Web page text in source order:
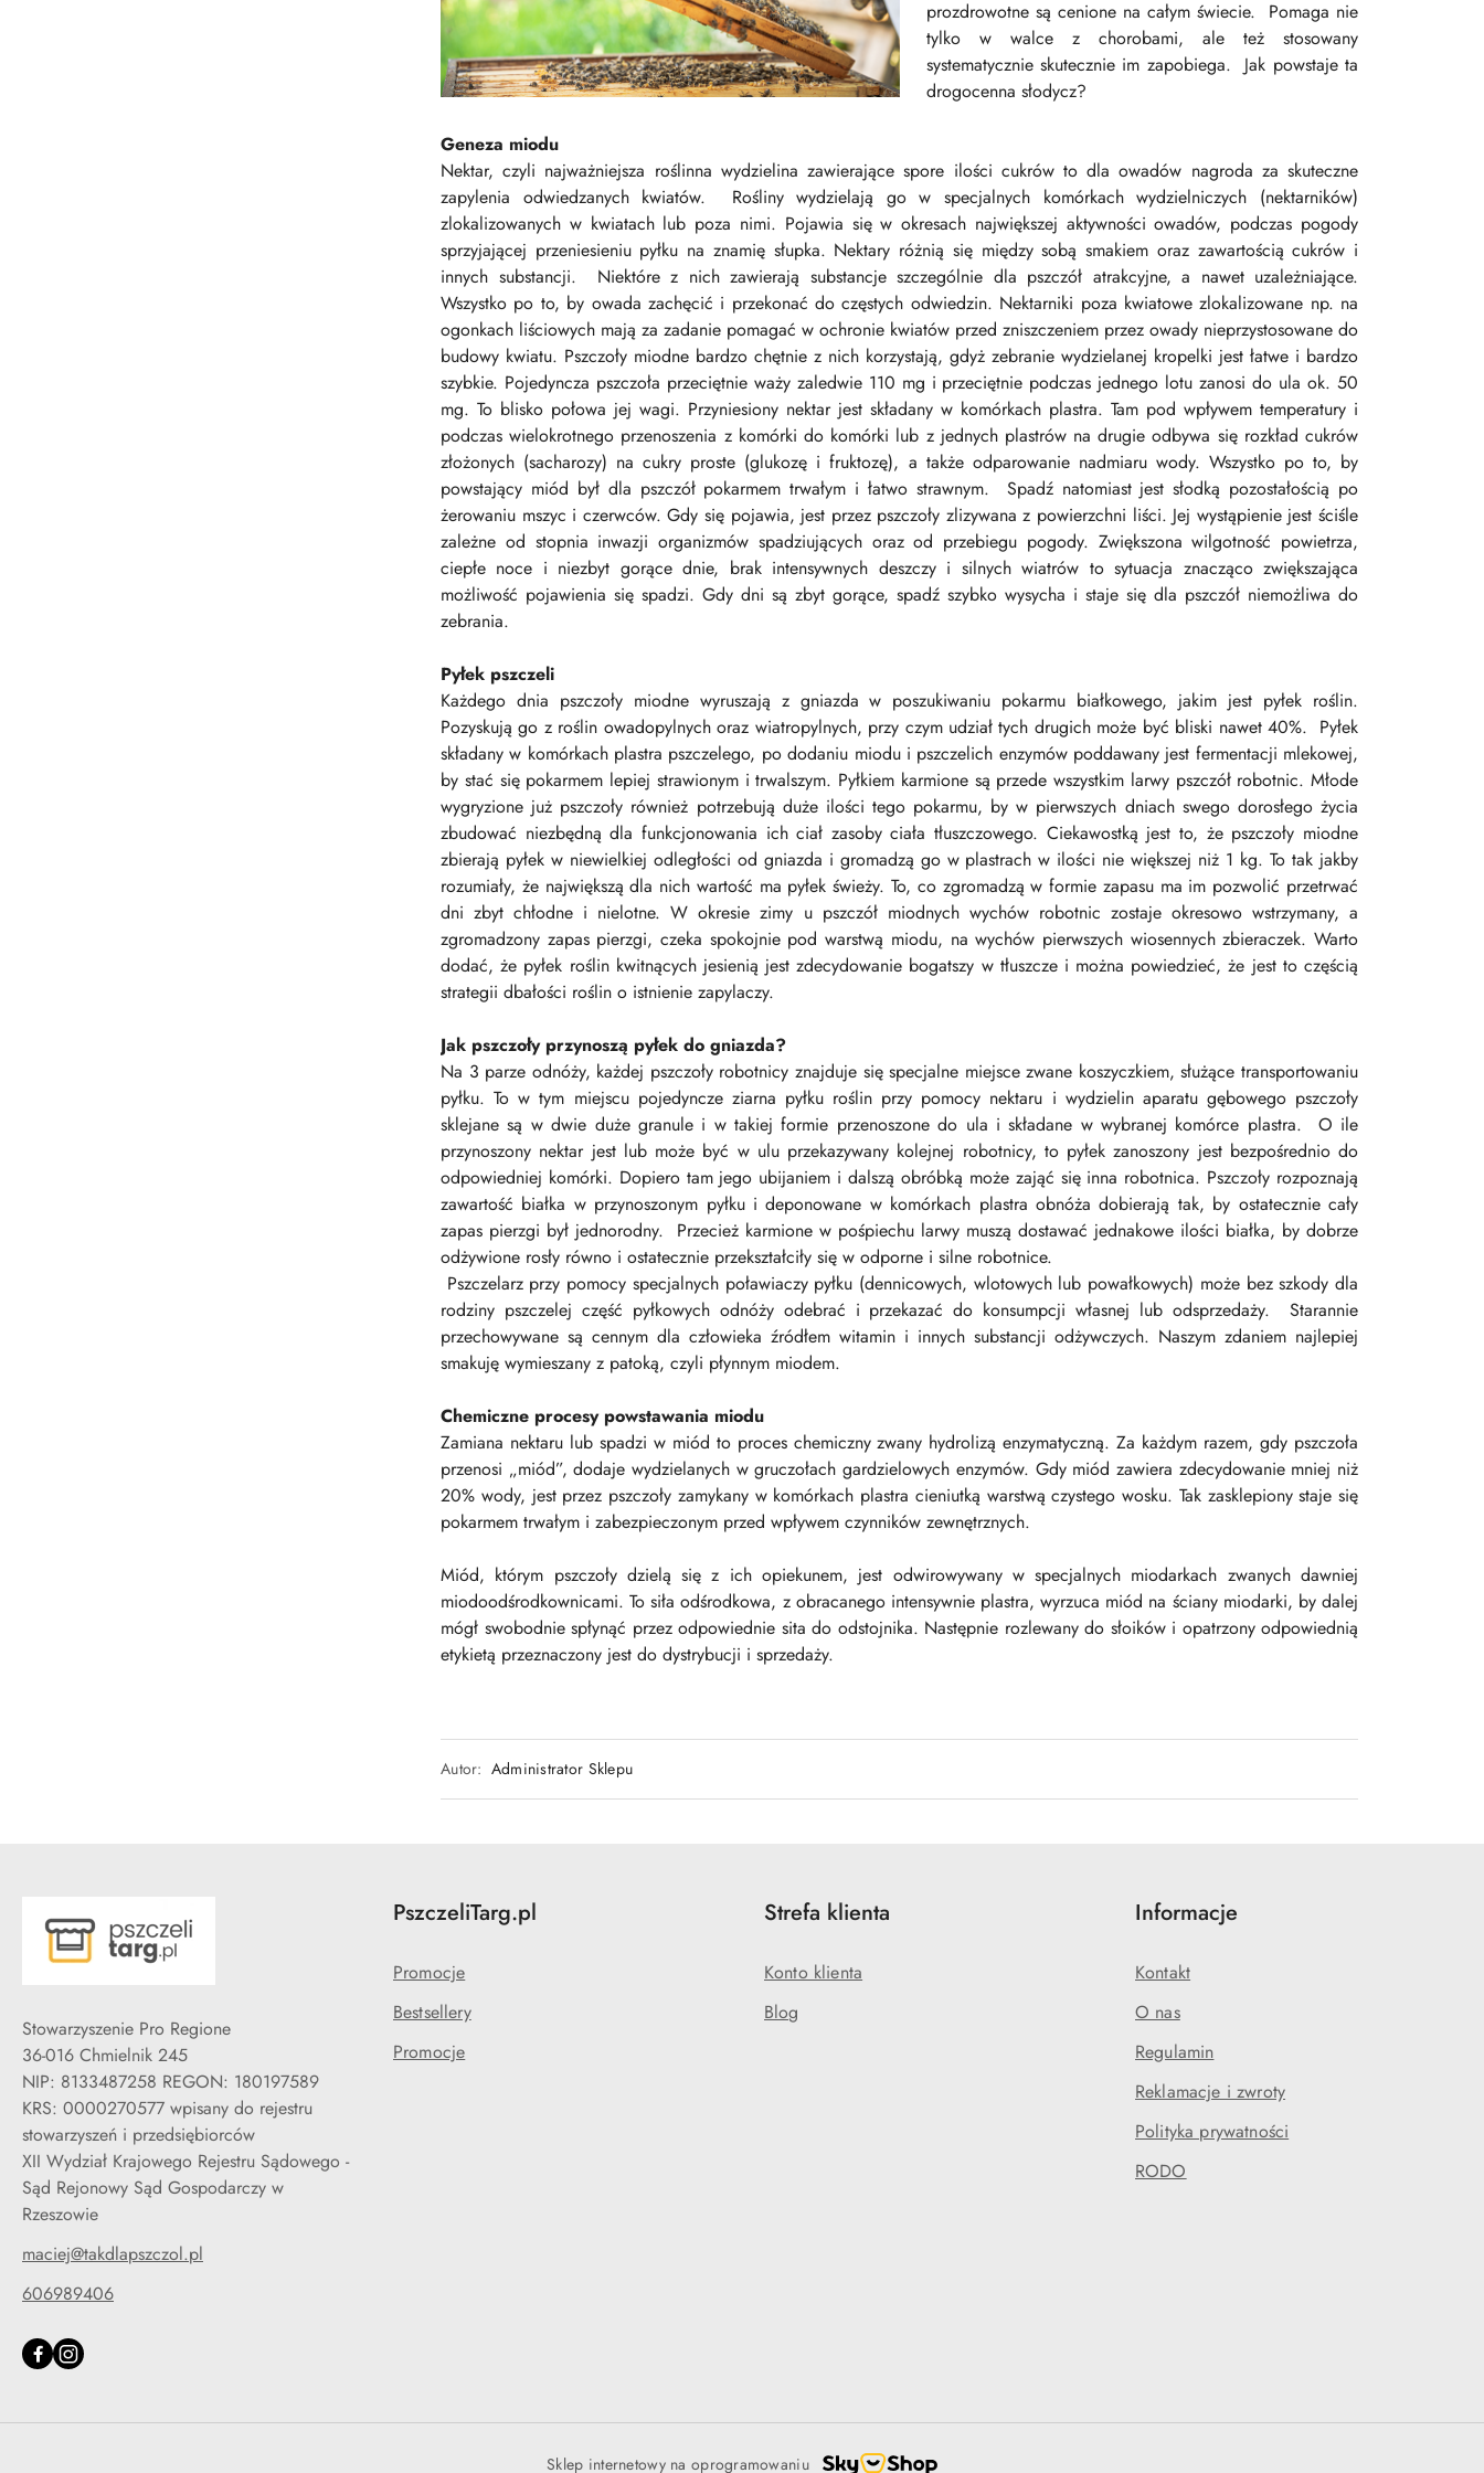
prozdrowotne są cenione na całym świecie. Pomaga nie
tylko w walce z chorobami, ale też stosowany
systematycznie skutecznie im zapobiega. Jak powstaje ta
drogocenna słodycz?
Geneza miodu
Nektar, czyli najważniejsza roślinna wydzielina zawierające spore ilości cukrów to dla owadów nagroda za skuteczne
zapylenia odwiedzanych kwiatów. Rośliny wydzielają go w specjalnych komórkach wydzielniczych (nektarników)
zlokalizowanych w kwiatach lub poza nimi. Pojawia się w okresach największej aktywności owadów, podczas pogody
sprzyjającej przeniesieniu pyłku na znamię słupka. Nektary różnią się między sobą smakiem oraz zawartością cukrów i
innych substancji. Niektóre z nich zawierają substancje szczególnie dla pszczół atrakcyjne, a nawet uzależniające.
Wszystko po to, by owada zachęcić i przekonać do częstych odwiedzin. Nektarniki poza kwiatowe zlokalizowane np. na
ogonkach liściowych mają za zadanie pomagać w ochronie kwiatów przed zniszczeniem przez owady nieprzystosowane do
budowy kwiatu. Pszczoły miodne bardzo chętnie z nich korzystają, gdyż zebranie wydzielanej kropelki jest łatwe i bardzo
szybkie. Pojedyncza pszczoła przeciętnie waży zaledwie 110 mg i przeciętnie podczas jednego lotu zanosi do ula ok. 50
mg. To blisko połowa jej wagi. Przyniesiony nektar jest składany w komórkach plastra. Tam pod wpływem temperatury i
podczas wielokrotnego przenoszenia z komórki do komórki lub z jednych plastrów na drugie odbywa się rozkład cukrów
złożonych (sacharozy) na cukry proste (glukozę i fruktozę), a także odparowanie nadmiaru wody. Wszystko po to, by
powstający miód był dla pszczół pokarmem trwałym i łatwo strawnym. Spadź natomiast jest słodką pozostałością po
żerowaniu mszyc i czerwców. Gdy się pojawia, jest przez pszczoły zlizywana z powierzchni liści. Jej wystąpienie jest ściśle
zależne od stopnia inwazji organizmów spadziujących oraz od przebiegu pogody. Zwiększona wilgotność powietrza,
ciepłe noce i niezbyt gorące dnie, brak intensywnych deszczy i silnych wiatrów to sytuacja znacząco zwiększająca
możliwość pojawienia się spadzi. Gdy dni są zbyt gorące, spadź szybko wysycha i staje się dla pszczół niemożliwa do
zebrania.
Pyłek pszczeli
Każdego dnia pszczoły miodne wyruszają z gniazda w poszukiwaniu pokarmu białkowego, jakim jest pyłek roślin.
Pozyskują go z roślin owadopylnych oraz wiatropylnych, przy czym udział tych drugich może być bliski nawet 40%. Pyłek
składany w komórkach plastra pszczelego, po dodaniu miodu i pszczelich enzymów poddawany jest fermentacji mlekowej,
by stać się pokarmem lepiej strawionym i trwalszym. Pyłkiem karmione są przede wszystkim larwy pszczół robotnic. Młode
wygryzione już pszczoły również potrzebują duże ilości tego pokarmu, by w pierwszych dniach swego dorosłego życia
zbudować niezbędną dla funkcjonowania ich ciał zasoby ciała tłuszczowego. Ciekawostką jest to, że pszczoły miodne
zbierają pyłek w niewielkiej odległości od gniazda i gromadzą go w plastrach w ilości nie większej niż 1 kg. To tak jakby
rozumiały, że największą dla nich wartość ma pyłek świeży. To, co zgromadzą w formie zapasu ma im pozwolić przetrwać
dni zbyt chłodne i nielotne. W okresie zimy u pszczół miodnych wychów robotnic zostaje okresowo wstrzymany, a
zgromadzony zapas pierzgi, czeka spokojnie pod warstwą miodu, na wychów pierwszych wiosennych zbieraczek. Warto
dodać, że pyłek roślin kwitnących jesienią jest zdecydowanie bogatszy w tłuszcze i można powiedzieć, że jest to częścią
strategii dbałości roślin o istnienie zapylaczy.
Jak pszczoły przynoszą pyłek do gniazda?
Na 3 parze odnóży, każdej pszczoły robotnicy znajduje się specjalne miejsce zwane koszyczkiem, służące transportowaniu
pyłku. To w tym miejscu pojedyncze ziarna pyłku roślin przy pomocy nektaru i wydzielin aparatu gębowego pszczoły
sklejane są w dwie duże granule i w takiej formie przenoszone do ula i składane w wybranej komórce plastra. O ile
przynoszony nektar jest lub może być w ulu przekazywany kolejnej robotnicy, to pyłek zanoszony jest bezpośrednio do
odpowiedniej komórki. Dopiero tam jego ubijaniem i dalszą obróbką może zająć się inna robotnica. Pszczoły rozpoznają
zawartość białka w przynoszonym pyłku i deponowane w komórkach plastra obnóża dobierają tak, by ostatecznie cały
zapas pierzgi był jednorodny. Przecież karmione w pośpiechu larwy muszą dostawać jednakowe ilości białka, by dobrze
odżywione rosły równo i ostatecznie przekształciły się w odporne i silne robotnice.
Pszczelarz przy pomocy specjalnych poławiaczy pyłku (dennicowych, wlotowych lub powałkowych) może bez szkody dla
rodziny pszczelej część pyłkowych odnóży odebrać i przekazać do konsumpcji własnej lub odsprzedaży. Starannie
przechowywane są cennym dla człowieka źródłem witamin i innych substancji odżywczych. Naszym zdaniem najlepiej
smakuję wymieszany z patoką, czyli płynnym miodem.
Chemiczne procesy powstawania miodu
Zamiana nektaru lub spadzi w miód to proces chemiczny zwany hydrolizą enzymatyczną. Za każdym razem, gdy pszczoła
przenosi „miód”, dodaje wydzielanych w gruczołach gardzielowych enzymów. Gdy miód zawiera zdecydowanie mniej niż
20% wody, jest przez pszczoły zamykany w komórkach plastra cieniutką warstwą czystego wosku. Tak zasklepiony staje się
pokarmem trwałym i zabezpieczonym przed wpływem czynników zewnętrznych.
Miód, którym pszczoły dzielą się z ich opiekunem, jest odwirowywany w specjalnych miodarkach zwanych dawniej
miodoodśrodkownicami. To siła odśrodkowa, z obracanego intensywnie plastra, wyrzuca miód na ściany miodarki, by dalej
mógł swobodnie spłynąć przez odpowiednie sita do odstojnika. Następnie rozlewany do słoików i opatrzony odpowiednią
etykietą przeznaczony jest do dystrybucji i sprzedaży.
Autor: Administrator Sklepu
Stowarzyszenie Pro Regione
36-016 Chmielnik 245
NIP: 8133487258 REGON: 180197589
KRS: 0000270577 wpisany do rejestru
stowarzyszeń i przedsiębiorców
XII Wydział Krajowego Rejestru Sądowego -
Sąd Rejonowy Sąd Gospodarczy w
Rzeszowie
maciej@takdlapszczol.pl
606989406
PszczeliTarg.pl
Promocje
Bestsellery
Promocje
Strefa klienta
Konto klienta
Blog
Informacje
Kontakt
O nas
Regulamin
Reklamacje i zwroty
Polityka prywatności
RODO
Sklep internetowy na oprogramowaniu